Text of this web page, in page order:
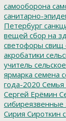
самооборона
санитарно-
Петербург
вещей сбор на
светофоры свищ
акробатики
учитель
ярмарка семена
года-2020 Семья
Сергей Ерёмин
сибиреязвенные
Сирия Сироткин